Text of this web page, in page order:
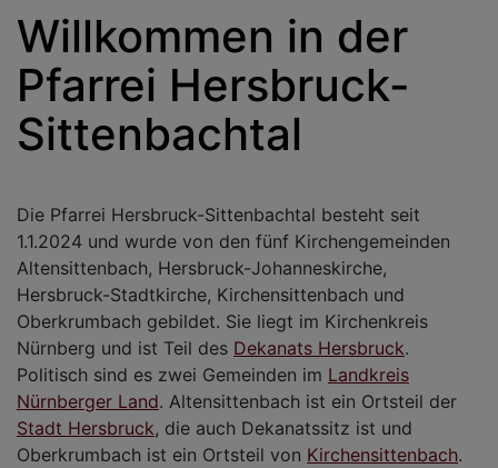
Willkommen in der
Pfarrei Hersbruck-
Sittenbachtal
Die Pfarrei Hersbruck-Sittenbachtal besteht seit
1.1.2024 und wurde von den fünf Kirchengemeinden
Altensittenbach, Hersbruck-Johanneskirche,
Hersbruck-Stadtkirche, Kirchensittenbach und
Oberkrumbach gebildet. Sie liegt im Kirchenkreis
Nürnberg und ist Teil des Dekanats Hersbruck.
Politisch sind es zwei Gemeinden im Landkreis
Nürnberger Land. Altensittenbach ist ein Ortsteil der
Stadt Hersbruck, die auch Dekanatssitz ist und
Oberkrumbach ist ein Ortsteil von Kirchensittenbach.